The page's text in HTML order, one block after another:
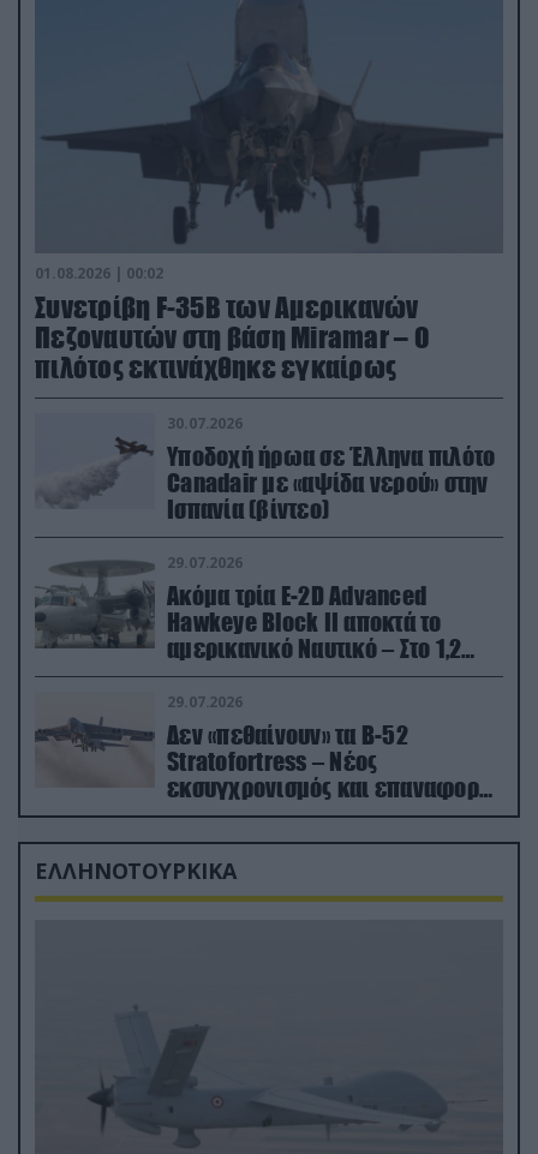
01.08.2026 | 00:02
Συνετρίβη F-35B των Αμερικανών
Πεζοναυτών στη βάση Miramar – Ο
πιλότος εκτινάχθηκε εγκαίρως
30.07.2026
Υποδοχή ήρωα σε Έλληνα πιλότο
Canadair με «αψίδα νερού» στην
Ισπανία (βίντεο)
29.07.2026
Ακόμα τρία E-2D Advanced
Hawkeye Block II αποκτά το
αμερικανικό Ναυτικό – Στο 1,2
δισ.δολάρια το κόστος
29.07.2026
Δεν «πεθαίνουν» τα Β-52
Stratofortress – Νέος
εκσυγχρονισμός και επαναφορά
από τα «νεκροταφεία»
ΕΛΛΗΝΟΤΟΥΡΚΙΚΑ